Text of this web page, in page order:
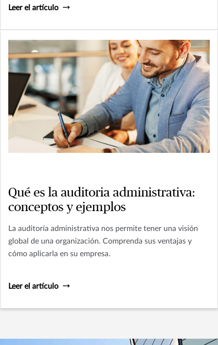
Leer el artículo
Qué es la auditoria administrativa:
conceptos y ejemplos
La auditoría administrativa nos permite tener una visión
global de una organización. Comprenda sus ventajas y
cómo aplicarla en su empresa.
Leer el artículo